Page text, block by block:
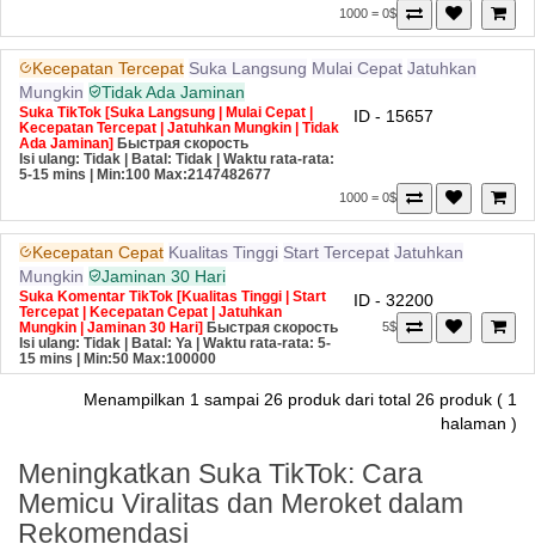
1000 = 0$
Kecepatan Tercepat Suka Langsung Mulai Cepat Jatuhkan
Mungkin
Tidak Ada Jaminan
Suka TikTok [Suka Langsung | Mulai Cepat |
Kecepatan Tercepat | Jatuhkan Mungkin | Tidak
Ada Jaminan] Быстрая скорость
Isi ulang: Tidak | Batal: Tidak | Waktu rata-rata:
5-15 mins
| Min:100 Max:2147482677
ID - 15657
1000 = 0$
Kecepatan Cepat Kualitas Tinggi Start Tercepat Jatuhkan
Mungkin
Jaminan 30 Hari
Suka Komentar TikTok [Kualitas Tinggi | Start
Tercepat | Kecepatan Cepat | Jatuhkan
Mungkin | Jaminan 30 Hari] Быстрая скорость
Isi ulang: Tidak | Batal: Ya | Waktu rata-rata: 5-
15 mins
| Min:50 Max:100000
ID - 32200
5$
Menampilkan 1 sampai 26 produk dari total 26 produk ( 1
halaman )
Meningkatkan Suka TikTok: Cara
Memicu Viralitas dan Meroket dalam
Rekomendasi